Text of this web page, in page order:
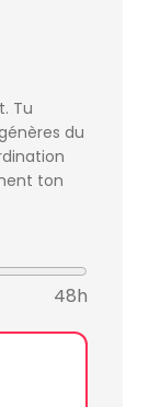
Tu
du
ton
48h